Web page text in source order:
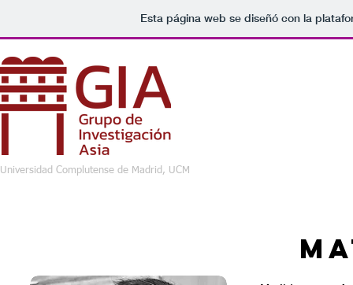
Esta página web se diseñó con la
Universidad Complutense de Madrid, UCM